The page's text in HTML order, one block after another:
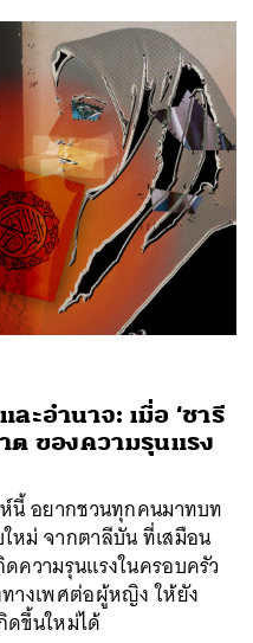
ะอำนาจ: เมื่อ ‘ชารี
ต ของความรุนแรง
นี้ อยากชวนทุกคนมาทบท
หม่ จากตาลีบัน ที่เสมือน
ความรุนแรงในครอบครัว
างเพศต่อผู้หญิง ให้ยัง
ดขึ้นใหม่ได้